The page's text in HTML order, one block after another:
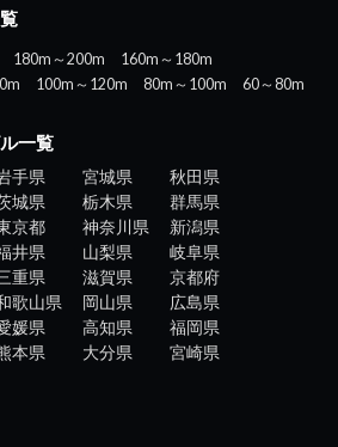
180m～200m
160m～180m
100m～120m 80m～100m
60～80m
一覧
手県 宮城県
秋田県
城県 栃木県
群馬県
京都 神奈川県
新潟県
井県 山梨県
岐阜県
重県 滋賀県
京都府
歌山県 岡山県
広島県
媛県 高知県
福岡県
本県 大分県
宮崎県